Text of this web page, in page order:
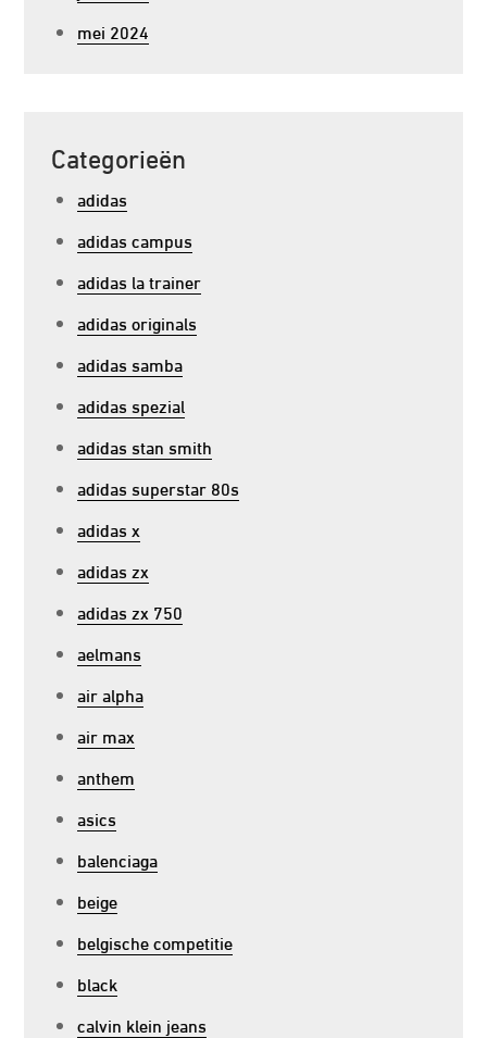
mei 2024
Categorieën
adidas
adidas campus
adidas la trainer
adidas originals
adidas samba
adidas spezial
adidas stan smith
adidas superstar 80s
adidas x
adidas zx
adidas zx 750
aelmans
air alpha
air max
anthem
asics
balenciaga
beige
belgische competitie
black
calvin klein jeans